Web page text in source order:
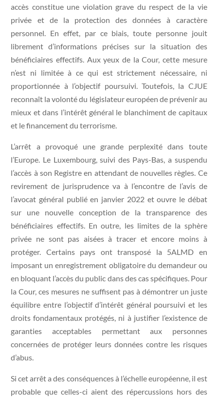
accès constitue une violation grave du respect de la vie
privée et de la protection des données à caractère
personnel. En effet, par ce biais, toute personne jouit
librement d’informations précises sur la situation des
bénéficiaires effectifs. Aux yeux de la Cour, cette mesure
n’est ni limitée à ce qui est strictement nécessaire, ni
proportionnée à l’objectif poursuivi. Toutefois, la CJUE
reconnaît la volonté du législateur européen de prévenir au
mieux et dans l’intérêt général le blanchiment de capitaux
et le financement du terrorisme.
L’arrêt a provoqué une grande perplexité dans toute
l’Europe. Le Luxembourg, suivi des Pays-Bas, a suspendu
l’accès à son Registre en attendant de nouvelles règles. Ce
revirement de jurisprudence va à l’encontre de l’avis de
l’avocat général publié en janvier 2022 et ouvre le débat
sur une nouvelle conception de la transparence des
bénéficiaires effectifs. En outre, les limites de la sphère
privée ne sont pas aisées à tracer et encore moins à
protéger. Certains pays ont transposé la 5ALMD en
imposant un enregistrement obligatoire du demandeur ou
en bloquant l’accès du public dans des cas spécifiques. Pour
la Cour, ces mesures ne suffisent pas à démontrer un juste
équilibre entre l’objectif d’intérêt général poursuivi et les
droits fondamentaux protégés, ni à justifier l’existence de
garanties acceptables permettant aux personnes
concernées de protéger leurs données contre les risques
d’abus.
Si cet arrêt a des conséquences à l’échelle européenne, il est
probable que celles-ci aient des répercussions hors des